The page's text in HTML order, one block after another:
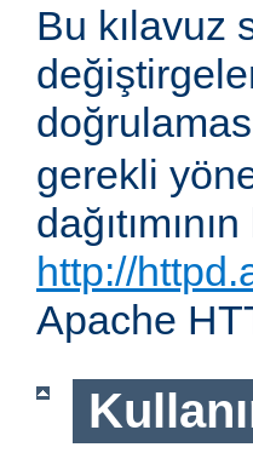
Bu kılavuz
gerekli
http://
Apache